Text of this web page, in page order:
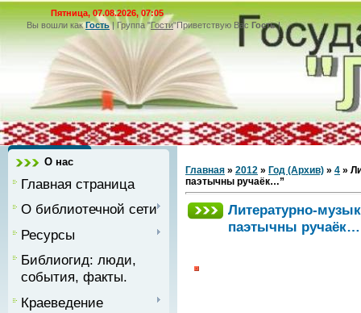
Пятница, 07.08.2026, 07:05
Вы вошли как Гость|Группа"Гости"Приветствую Вас Гость|
О нас
Главная страница
О библиотечной сети
Ресурсы
Библиогид: люди,
события, факты.
Краеведение
Главная » 2012 » Год (Архив) » 4 »
паэтычны ручаёк…”
Литературно-
паэтычны